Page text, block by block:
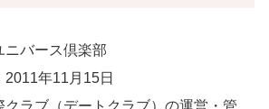
ニバース倶楽部
年11月15日